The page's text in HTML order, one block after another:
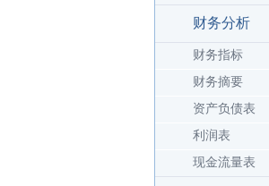
财务分析
财务指标
财务摘要
资产负债表
利润表
现金流量表